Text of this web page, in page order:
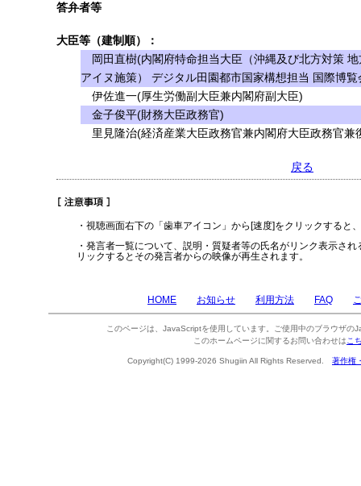
答弁者等
大臣等（建制順）：
岡田直樹(内閣府特命担当大臣（沖縄及び北方対策
アイヌ施策） デジタル田園都市国家構想担当 国際博
伊佐進一(厚生労働副大臣兼内閣府副大臣)
金子俊平(財務大臣政務官)
里見隆治(経済産業大臣政務官兼内閣府大臣政務官兼
戻る
・視聴画面右下の「歯車アイコン」から[速度]をクリックすると
・発言者一覧について、説明・質疑者等の氏名がリンク表示さ
リックするとその発言者からの映像が再生されます。
HOME お知らせ 利用方法 FAQ
このページは、JavaScriptを使用しています。ご使用中のブラウザの
このホームページに関するお問い合わせは こ
Copyright(C) 1999-2026 Shugiin All Rights Reserved. 著作権